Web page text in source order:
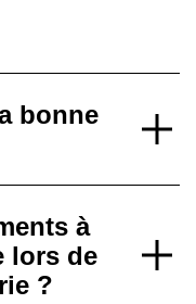
bonne
à
lors de
?